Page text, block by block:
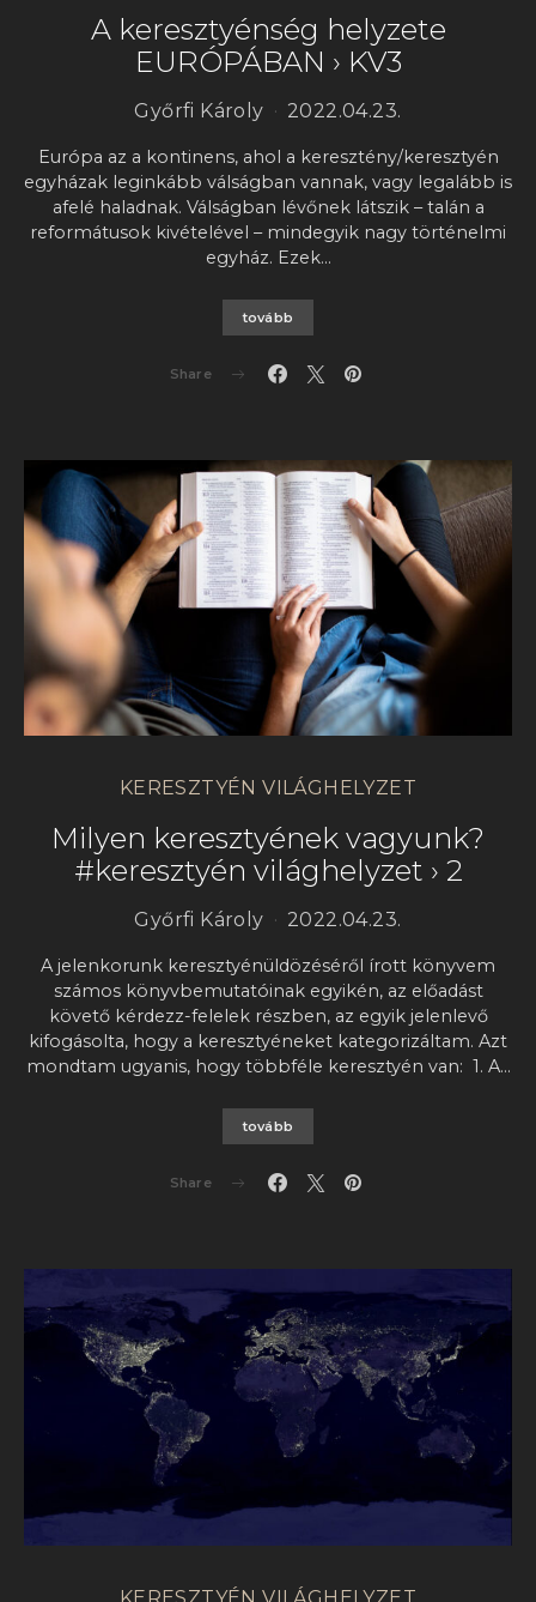
A keresztyénség helyzete
EURÓPÁBAN › KV3
Győrfi Károly 2022.04.23.
Európa az a kontinens, ahol a keresztény/keresztyén
egyházak leginkább válságban vannak, vagy legalább is
afelé haladnak. Válságban lévőnek látszik – talán a
reformátusok kivételével – mindegyik nagy történelmi
egyház. Ezek…
tovább
Share
KERESZTYÉN VILÁGHELYZET
Milyen keresztyének vagyunk?
#keresztyén világhelyzet › 2
Győrfi Károly 2022.04.23.
A jelenkorunk keresztyénüldözéséről írott könyvem
számos könyvbemutatóinak egyikén, az előadást
követő kérdezz-felelek részben, az egyik jelenlevő
kifogásolta, hogy a keresztyéneket kategorizáltam. Azt
mondtam ugyanis, hogy többféle keresztyén van: 1. A…
tovább
Share
KERESZTYÉN VILÁGHELYZET